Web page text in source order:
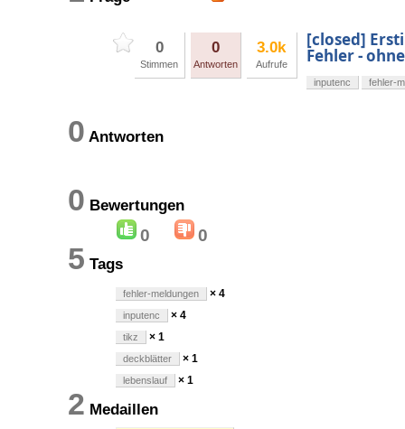
0
Stimmen
0
Antworten
3.0k
Aufrufe
[closed]
Fehler -
inputenc fehler-
0 Antworten
0 Bewertungen
0 0
5 Tags
fehler-meldungen × 4
inputenc × 4
tikz × 1
deckblätter × 1
lebenslauf × 1
2 Medaillen